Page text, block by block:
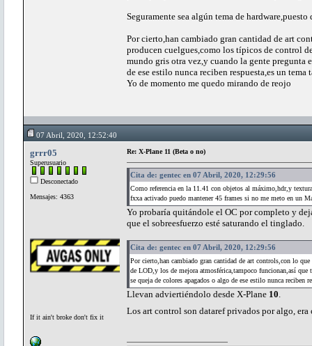
Seguramente sea algún tema de
Por cierto,han cambiado gran cantidad de art
producen cuelgues,como los típicos de control
mundo gris otra vez,y cuando la gente pregunta
de ese estilo nunca reciben respuesta,es un
Yo de momento me quedo mirando de reojo
07 Abril, 2020, 12:52:40
grrr05
Superusuario
Desconectado
Mensajes: 4363
If it ain't broke don't fix it
Re: X-Plane 11 (Beta o no)
Cita de: gentec en 07 Abril, 2020, 12:29:56
Como referencia en la 11.41 con objetos al máximo,hdr,y
fxxa activado puedo mantener 45 frames si no me meto en un
Yo probaría quitándole el OC por completo y
que el sobreesfuerzo esté saturando el tinglado.
Cita de: gentec en 07 Abril, 2020, 12:29:56
Por cierto,han cambiado gran cantidad de art controls,con lo
de LOD,y los de mejora atmosférica,tampoco funcionan,así
se queja de colores apagados o algo de ese estilo nunca reciben
Llevan adviertiéndolo desde X-Plane 10
Los art control son dataref privados por algo,